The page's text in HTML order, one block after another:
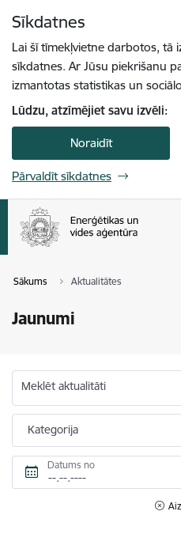
Sīkdatnes
Lai šī tīmekļvietne darbotos, tā
sīkdatnes. Ar Jūsu piekrišanu
izmantotas statistikas un
Lūdzu, atzīmējiet savu izvēli:
Noraidīt
Pārvaldīt sīkdatnes
Sākums Aktualitātes
Jaunumi
Meklēt aktualitāti
Kategorija
Datums no